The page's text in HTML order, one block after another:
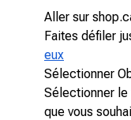
Aller sur
Faites défiler
eux
Sélectionner
Sélectionner
que vous